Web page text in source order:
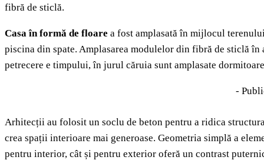
fibră de sticlă.
Casa în formă de floare a fost amplasată în mijlocul
piscina din spate. Amplasarea modulelor din fibră de sticlă
petrecere e timpului, în jurul căruia sunt amplasate
-
Arhitecții au folosit un soclu de beton pentru a ridica
crea spații interioare mai generoase. Geometria simplă a
pentru interior, cât și pentru exterior oferă un contrast